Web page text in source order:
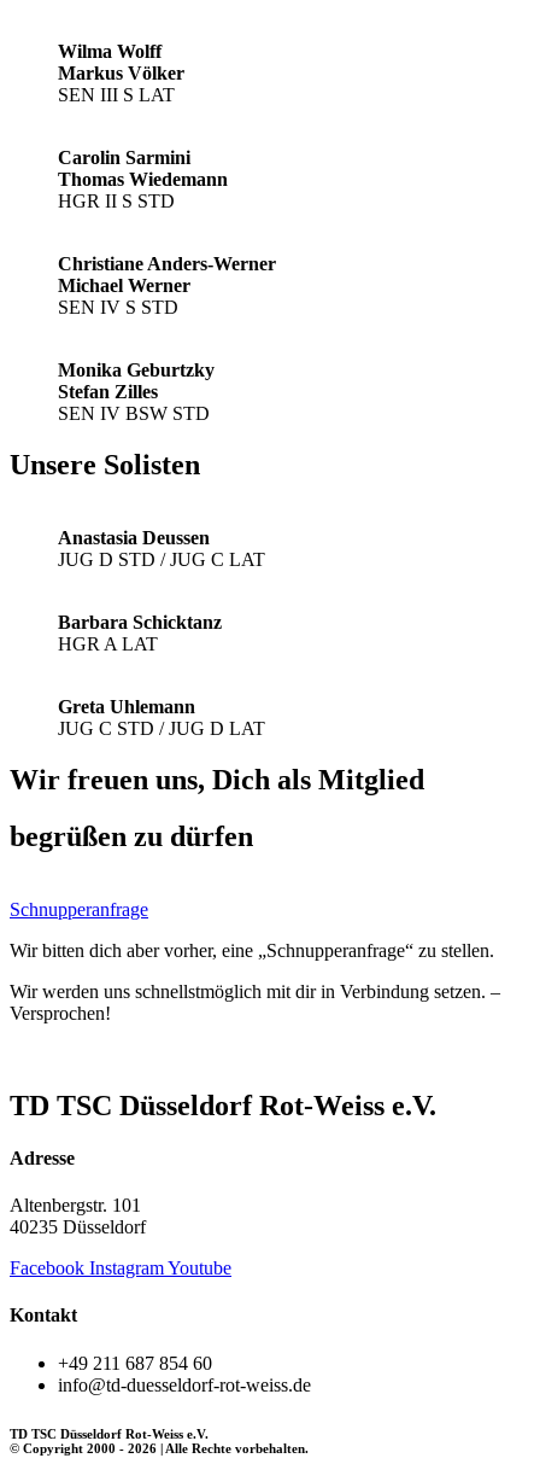
Wilma Wolff
Markus Völker
SEN III S LAT
Carolin Sarmini
Thomas Wiedemann
HGR II S STD
Christiane Anders-Werner
Michael Werner
SEN IV S STD
Monika Geburtzky
Stefan Zilles
SEN IV BSW STD
Unsere Solisten
Anastasia Deussen
JUG D STD / JUG C LAT
Barbara Schicktanz
HGR A LAT
Greta Uhlemann
JUG C STD / JUG D LAT
Wir freuen uns, Dich als Mitglied
begrüßen zu dürfen
Schnupperanfrage
Wir bitten dich aber vorher, eine „Schnupperanfrage“ zu stellen.
Wir werden uns schnellstmöglich mit dir in Verbindung setzen. –
Versprochen!
TD TSC Düsseldorf Rot-Weiss e.V.
Adresse
Altenbergstr. 101
40235 Düsseldorf
Facebook InstagramYoutube
Kontakt
+49 211 687 854 60
info@td-duesseldorf-rot-weiss.de
TD TSC Düsseldorf Rot-Weiss e.V.
© Copyright 2000 - 2026 | Alle Rechte vorbehalten.